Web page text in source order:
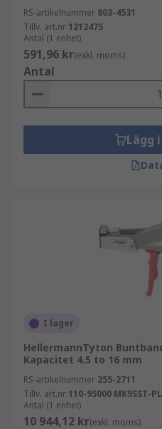
RS-artikelnummer 803-4531
Tillv. art.nr 1212475
Antal (1 enhet)
591,96 kr(exkl. moms)
Antal
Lägg
I lager
HellermannTyton
Kapacitet 4.5 to 16 mm
RS-artikelnummer 255-2711
Tillv. art.nr 110-95000 MK9SST-
Antal (1 enhet)
10 944,12 kr(exkl. moms)